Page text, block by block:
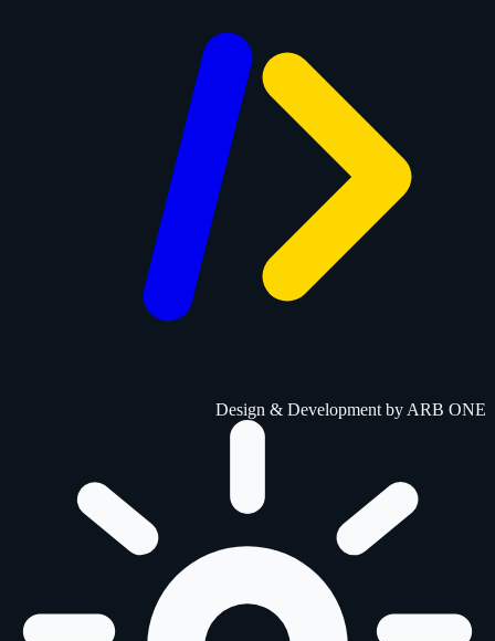
Design & Development by ARB ONE